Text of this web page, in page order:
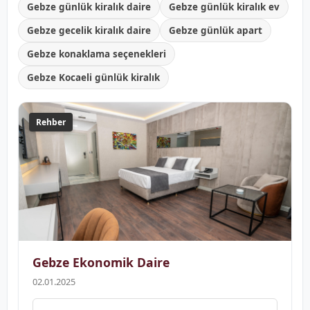
Gebze günlük kiralık daire
Gebze günlük kiralık ev
Gebze gecelik kiralık daire
Gebze günlük apart
Gebze konaklama seçenekleri
Gebze Kocaeli günlük kiralık
Rehber
Gebze Ekonomik Daire
02.01.2025